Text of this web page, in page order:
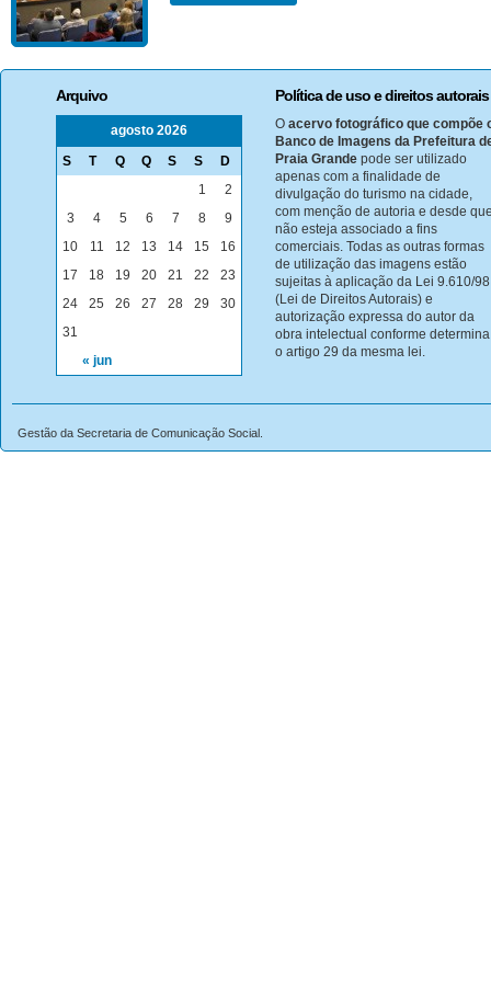
Arquivo
agosto 2026
S
T Q Q S S D
« jun
1
2
3
4 5 6 7 8
9
10
11 12 13 14 15
16
17
18 19 20 21 22
23
24
25 26 27 28 29
30
31
Política de uso e direitos autorais
O acervo fotográfico que compõe
Banco de Imagens da Prefeitura
Praia Grande pode ser utilizado
apenas com a finalidade de
divulgação do turismo na cidade,
com menção de autoria e desde
não esteja associado a fins
comerciais. Todas as outras formas
de utilização das imagens estão
sujeitas à aplicação da Lei 9.610/98
(Lei de Direitos Autorais) e
autorização expressa do autor da
obra intelectual conforme determina
o artigo 29 da mesma lei.
Gestão da Secretaria de Comunicação Social.